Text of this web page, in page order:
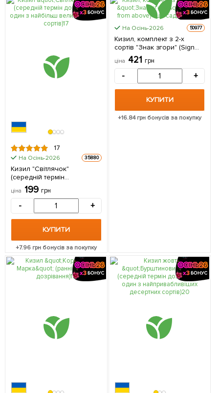
17
На Осінь-2026 35880
Кизил "Світлячок"
(середній термін
дозрівання, один з
найбільш великоплідних
упаковці
ціна 199 грн
- +
КУПИТИ
+7.96 грн бонусів за покупку
На Осінь-2026 50977
Кизил, комплект з 2-х
сортів "Знак згори" (Sign
from above) 2шт саджанців
ціна 421 грн
- +
КУПИТИ
+16.84грн бонусів за покупку